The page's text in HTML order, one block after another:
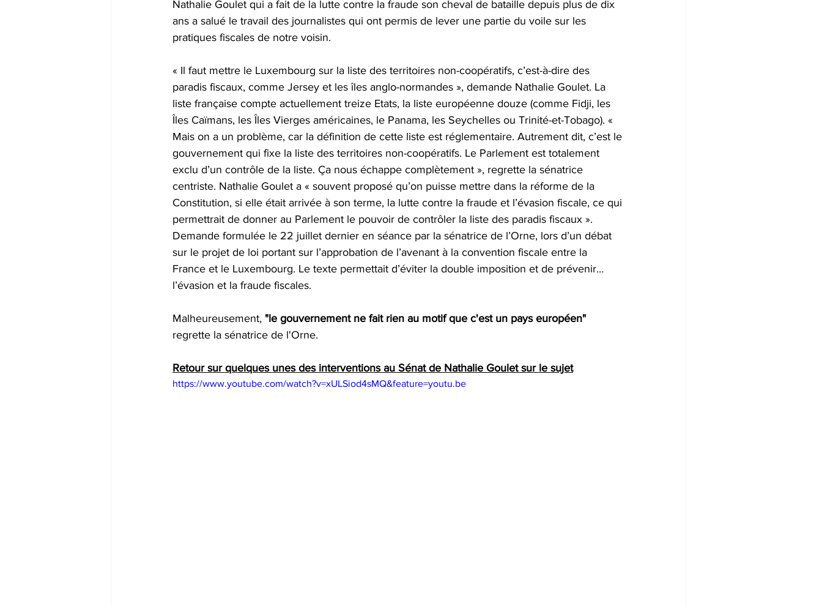
Nathalie Goulet qui a fait de la lutte contre la fraude son cheval de bataille depuis plus de dix
ans a salué le travail des journalistes qui ont permis de lever une partie du voile sur les
pratiques fiscales de notre voisin.
« Il faut mettre le Luxembourg sur la liste des territoires non-coopératifs, c’est-à-dire des
paradis fiscaux, comme Jersey et les îles anglo-normandes », demande Nathalie Goulet. La
liste française compte actuellement treize Etats, la liste européenne douze (comme Fidji, les
Îles Caïmans, les Îles Vierges américaines, le Panama, les Seychelles ou Trinité-et-Tobago). «
Mais on a un problème, car la définition de cette liste est réglementaire. Autrement dit, c’est le
gouvernement qui fixe la liste des territoires non-coopératifs. Le Parlement est totalement
exclu d’un contrôle de la liste. Ça nous échappe complètement », regrette la sénatrice
centriste. Nathalie Goulet a « souvent proposé qu’on puisse mettre dans la réforme de la
Constitution, si elle était arrivée à son terme, la lutte contre la fraude et l’évasion fiscale, ce qui
permettrait de donner au Parlement le pouvoir de contrôler la liste des paradis fiscaux ».
Demande formulée le 22 juillet dernier en séance par la sénatrice de l’Orne, lors d’un débat
sur le projet de loi portant sur l’approbation de l’avenant à la convention fiscale entre la
France et le Luxembourg. Le texte permettait d’éviter la double imposition et de prévenir…
l’évasion et la fraude fiscales.
Malheureusement, "le gouvernement ne fait rien au motif que c'est un pays européen"
regrette la sénatrice de l'Orne.
Retour sur quelques unes des interventions au Sénat de Nathalie Goulet sur le sujet
https://www.youtube.com/watch?v=xULSiod4sMQ&feature=youtu.be